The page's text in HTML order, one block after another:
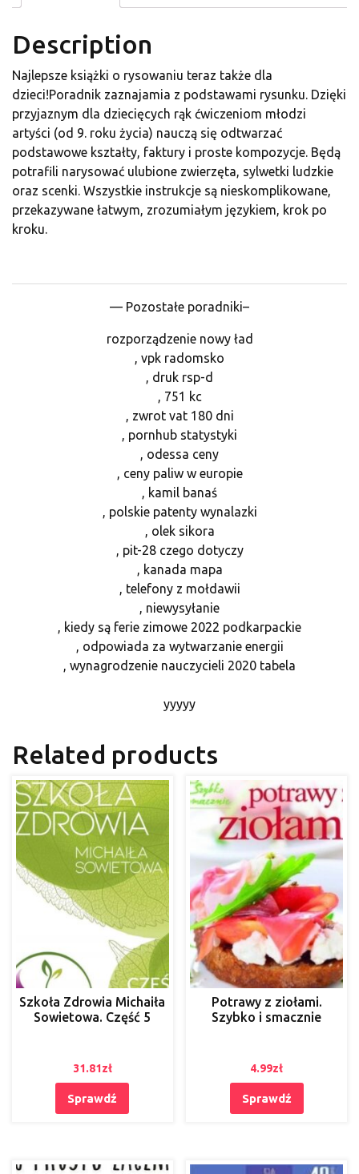
Description
Najlepsze książki o rysowaniu teraz także dla
dzieci!Poradnik zaznajamia z podstawami rysunku. Dzięki
przyjaznym dla dziecięcych rąk ćwiczeniom młodzi
artyści (od 9. roku życia) nauczą się odtwarzać
podstawowe kształty, faktury i proste kompozycje. Będą
potrafili narysować ulubione zwierzęta, sylwetki ludzkie
oraz scenki. Wszystkie instrukcje są nieskomplikowane,
przekazywane łatwym, zrozumiałym językiem, krok po
kroku.
— Pozostałe poradniki–
rozporządzenie nowy ład
, vpk radomsko
, druk rsp-d
, 751 kc
, zwrot vat 180 dni
, pornhub statystyki
, odessa ceny
, ceny paliw w europie
, kamil banaś
, polskie patenty wynalazki
, olek sikora
, pit-28 czego dotyczy
, kanada mapa
, telefony z mołdawii
, niewysyłanie
, kiedy są ferie zimowe 2022 podkarpackie
, odpowiada za wytwarzanie energii
, wynagrodzenie nauczycieli 2020 tabela
yyyyy
Related products
Szkoła Zdrowia Michaiła
Sowietowa. Część 5
31.81zł
Sprawdź
Potrawy z ziołami.
Szybko i smacznie
4.99zł
Sprawdź